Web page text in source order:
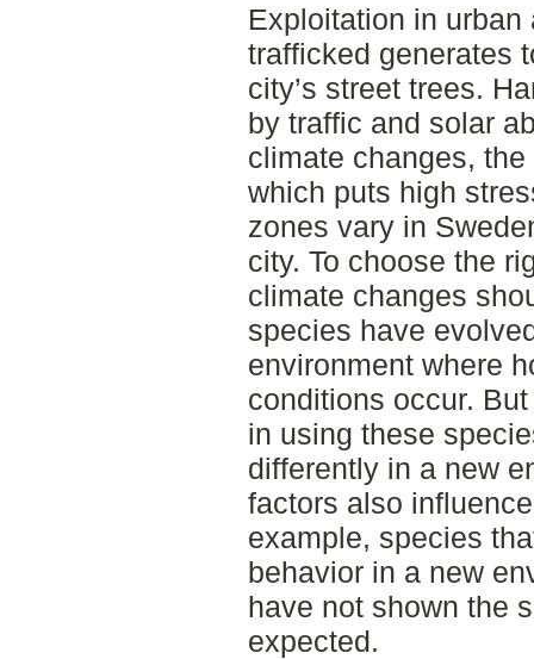
Exploitation in
trafficked generates
city’s street trees.
by traffic and solar
climate changes,
which puts high
zones vary in
city. To choose the
climate changes
species have
environment where
conditions occur.
in using these
differently in a new
factors also
example, species
behavior in a new
have not shown the
expected.